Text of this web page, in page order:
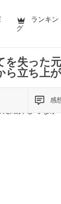
ランキン
グ
を失った
立ち上が
感